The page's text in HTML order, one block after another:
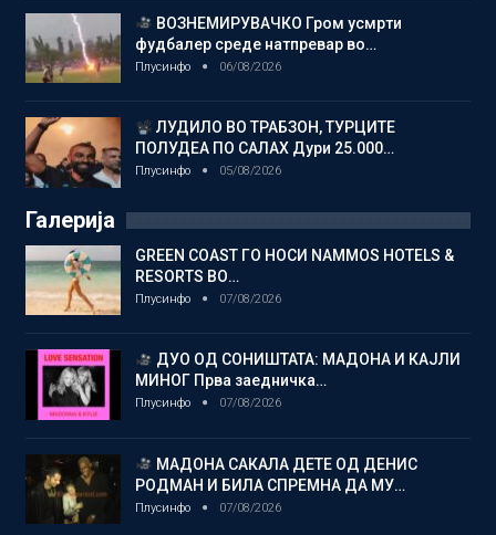
ВОЗНЕМИРУВАЧКО Гром усмрти
фудбалер среде натпревар во…
Плусинфо 06/08/2026
ЛУДИЛО ВО ТРАБЗОН, ТУРЦИТЕ
ПОЛУДЕА ПО САЛАХ Дури 25.000…
Плусинфо 05/08/2026
Галерија
GREEN COAST ГО НОСИ NAMMOS HOTELS &
RESORTS ВО…
Плусинфо 07/08/2026
ДУО ОД СОНИШТАТА: МАДОНА И КАЈЛИ
МИНОГ Прва заедничка…
Плусинфо 07/08/2026
МАДОНА САКАЛА ДЕТЕ ОД ДЕНИС
РОДМАН И БИЛА СПРЕМНА ДА МУ…
Плусинфо 07/08/2026